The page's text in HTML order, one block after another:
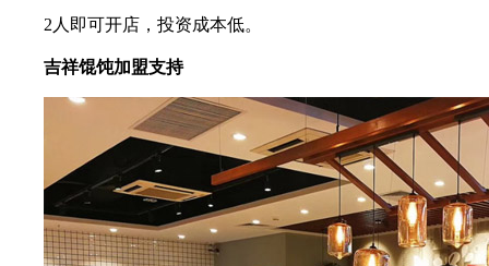
2人即可开店，投资成本低。
吉祥馄饨加盟支持